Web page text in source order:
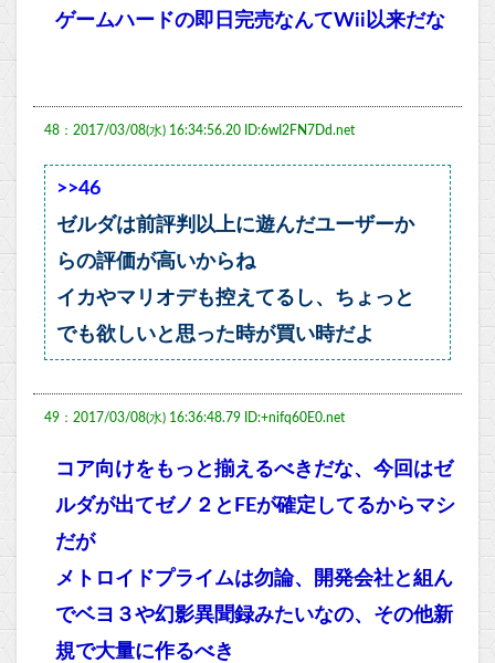
ゲームハードの即日完売なんてWii以来だな
48：2017/03/08(水) 16:34:56.20 ID:6wI2FN7Dd.net
>>46
ゼルダは前評判以上に遊んだユーザーか
らの評価が高いからね
イカやマリオデも控えてるし、ちょっと
でも欲しいと思った時が買い時だよ
49：2017/03/08(水) 16:36:48.79 ID:+nifq60E0.net
コア向けをもっと揃えるべきだな、今回はゼ
ルダが出てゼノ２とFEが確定してるからマシ
だが
メトロイドプライムは勿論、開発会社と組ん
でベヨ３や幻影異聞録みたいなの、その他新
規で大量に作るべき